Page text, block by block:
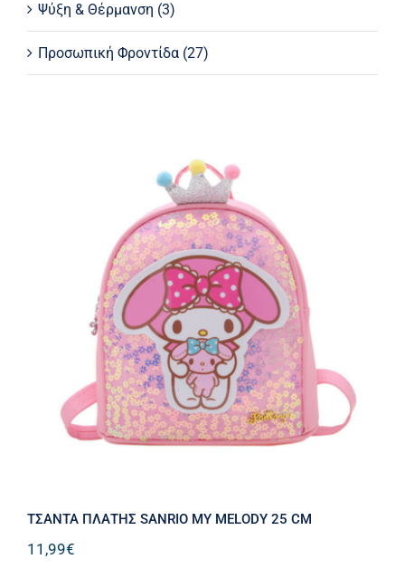
Ψύξη & Θέρμανση (3)
Προσωπική Φροντίδα (27)
ΤΣΑΝΤΑ ΠΛΑΤΗΣ SANRIO MY
MELODY 25 CM
ΤΣΑΝΤΑ ΠΛΑΤΗΣ SANRIO MY MELODY 25 CM
11,99€